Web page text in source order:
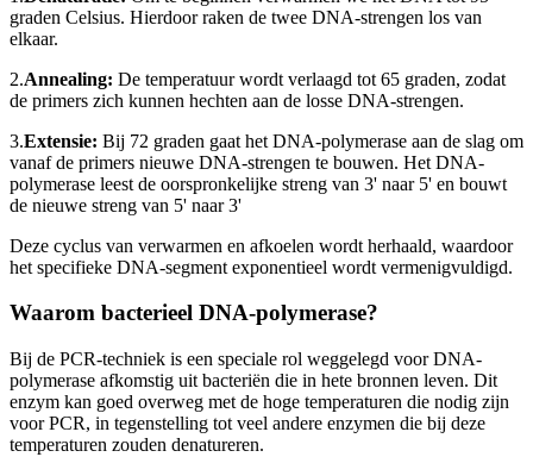
graden Celsius. Hierdoor raken de twee DNA-strengen los van
elkaar.
2.Annealing: De temperatuur wordt verlaagd tot 65 graden, zodat
de primers zich kunnen hechten aan de losse DNA-strengen.
3.Extensie: Bij 72 graden gaat het DNA-polymerase aan de slag om
vanaf de primers nieuwe DNA-strengen te bouwen. Het DNA-
polymerase leest de oorspronkelijke streng van 3' naar 5' en bouwt
de nieuwe streng van 5' naar 3'
Deze cyclus van verwarmen en afkoelen wordt herhaald, waardoor
het specifieke DNA-segment exponentieel wordt vermenigvuldigd.
Waarom bacterieel DNA-polymerase?
Bij de PCR-techniek is een speciale rol weggelegd voor DNA-
polymerase afkomstig uit bacteriën die in hete bronnen leven. Dit
enzym kan goed overweg met de hoge temperaturen die nodig zijn
voor PCR, in tegenstelling tot veel andere enzymen die bij deze
temperaturen zouden denatureren.